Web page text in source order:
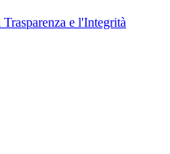
e l'Integrità